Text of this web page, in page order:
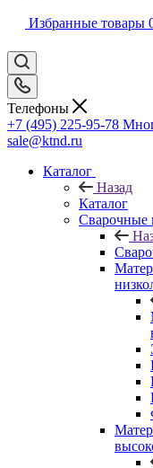
Избранные товары
Телефоны
+7 (495) 225-95-78
sale@ktnd.ru
Каталог
Назад
Каталог
Сварочные